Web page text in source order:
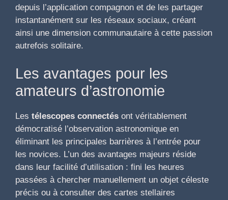
depuis l’application compagnon et de les partager
instantanément sur les réseaux sociaux, créant
ainsi une dimension communautaire à cette passion
autrefois solitaire.
Les avantages pour les
amateurs d’astronomie
Les télescopes connectés ont véritablement
démocratisé l’observation astronomique en
éliminant les principales barrières à l’entrée pour
les novices. L’un des avantages majeurs réside
dans leur facilité d’utilisation : fini les heures
passées à chercher manuellement un objet céleste
précis ou à consulter des cartes stellaires